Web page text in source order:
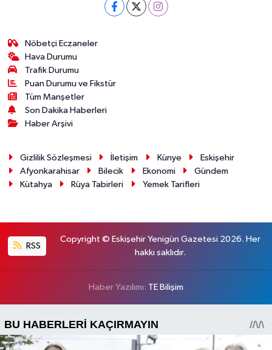
Nöbetçi Eczaneler
Hava Durumu
Trafik Durumu
Puan Durumu ve Fikstür
Tüm Manşetler
Son Dakika Haberleri
Haber Arşivi
Gizlilik Sözleşmesi İletişim Künye
Eskişehir
Afyonkarahisar
Bilecik Ekonomi
Gündem
Kütahya
Rüya Tabirleri Yemek Tarifleri
RSS
Copyright © Eskişehir Yenigün Gazetesi 2026. Her
hakkı saklıdır.
Haber Yazılımı: TE Bilişim